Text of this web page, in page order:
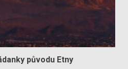
původu Etny